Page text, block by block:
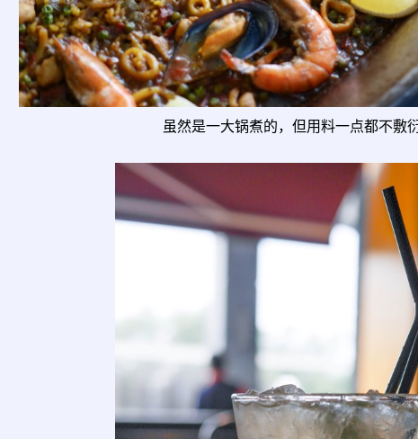
虽然是一大锅煮的，但用料一点都不敷